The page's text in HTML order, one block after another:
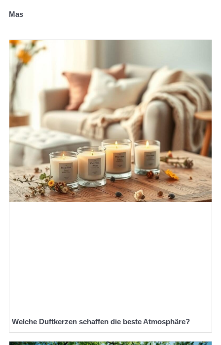
Mas
Welche Duftkerzen schaffen die beste Atmosphäre?